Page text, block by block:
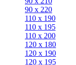
90 x 220
110 x 190
110 x 195
110 x 200
120 x 180
120 х 190
120 х 195